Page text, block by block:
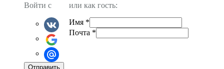
Войти с
или как гость:
Имя *
Почта *